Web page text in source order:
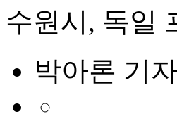
수원시, 독일
박아론 기자